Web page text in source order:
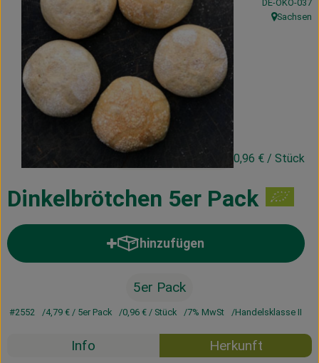
Kühltheke
Vorratskammer
Getränke
Haus, Garten & Co.
Über uns
Lieferservice
Neues vom Hof
Dinkelbrötchen 5er Pack
4,79 € / 5er Pack 0,96 € / Stück
DE-ÖKO-037
, Herkunft:
Sachsen
hinzufügen
Produkt zum Warenkorb
5er Pack
#2552 4,79 €/ 5er Pack 0,96 €/ Stück 7% MwSt Handelsklasse II
Info Herkunft